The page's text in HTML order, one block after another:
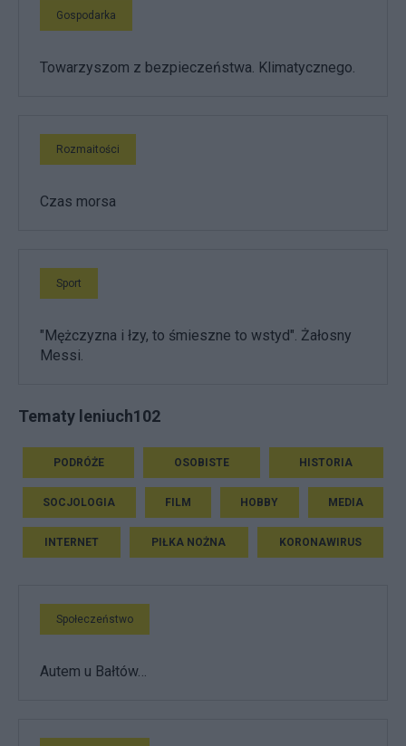
Gospodarka
Towarzyszom z bezpieczeństwa. Klimatycznego.
Rozmaitości
Czas morsa
Sport
"Mężczyzna i łzy, to śmieszne to wstyd". Żałosny
Messi.
Tematy leniuch102
PODRÓŻE OSOBISTE HISTORIA
SOCJOLOGIA FILM HOBBY MEDIA
INTERNET PIŁKA NOŻNA KORONAWIRUS
Społeczeństwo
Autem u Bałtów…